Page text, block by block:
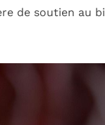
de soutien au